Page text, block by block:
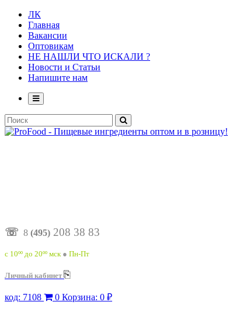
ЛК
Главная
Вакансии
Оптовикам
НЕ НАШЛИ ЧТО ИСКАЛИ ?
Новости и Статьи
Напишите нам
☏ 8 (495) 208 38 83
с 10ºº до 20ºº мск ● Пн-Пт
Личный кабинет⎘
код: 7108 0 Корзина: 0 ₽